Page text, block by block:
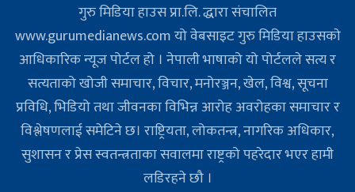
गुरु मिडिया हाउस प्रा.लि. द्धारा संचालित
www.gurumedianews.com यो वेबसाइट गुरु मिडिया हाउसकाे
आधिकारिक न्यूज पोर्टल हो । नेपाली भाषाको यो पोर्टलले सत्य र
सत्यताको खोजी समाचार, विचार, मनोरञ्जन, खेल, विश्व, सूचना
प्रविधि, भिडियो तथा जीवनका विभिन्न आरोह अवरोहका समाचार र
विश्लेषणलाई समेटिने छ। राष्ट्रियता, लोकतन्त्र, नागरिक अधिकार,
सुशासन र प्रेस स्वतन्त्रताका सवालमा राष्ट्रको पहरेदार भएर हामी
लडिरहने छौ ।